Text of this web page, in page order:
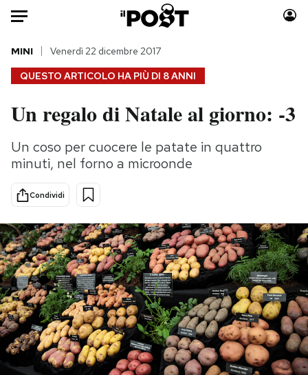
Auto
HOME
Italia
Politica
Internet
Cultura
Economia
Sport
Moda
Consumismi
Europa
Altrecose
Mondiali calcio 2026
PODCAST
QUESTO ARTICOLO HA PIÙ DI 8 ANNI
MINI Venerdì 22 dicembre 2017
Un regalo di Natale al giorno: -3
Un coso per cuocere le patate in quattro
minuti, nel forno a microonde
Condividi